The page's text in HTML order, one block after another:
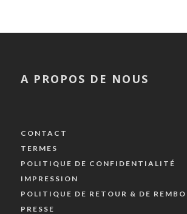
A PROPOS DE NOUS
CONTACT
TERMES
POLITIQUE DE CONFIDENTIALITÉ
IMPRESSION
POLITIQUE DE RETOUR & DE
PRESSE